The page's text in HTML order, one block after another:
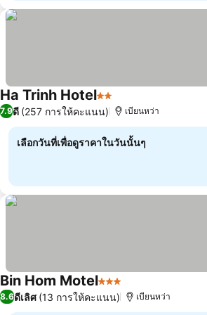
Ha Trinh Hotel2 ดาว
7.9ดี (257 การให้คะแนน) เบียนหว่า
เลือกวันที่เพื่อดูราคาในวันนั้นๆ
Bin Hom Motel3 ดาว
8.6ดีเลิศ (13 การให้คะแนน) เบียนหว่า